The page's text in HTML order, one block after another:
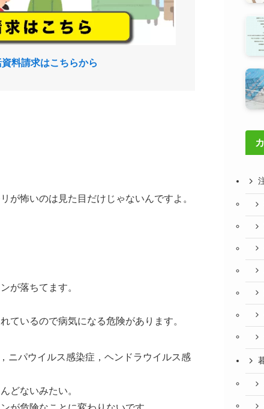
料請求はこちらから
が怖いのは見た目だけじゃないんですよ。
が落ちてます。
ているので病気になる危険があります。
ニパウイルス感染症，ヘンドラウイルス感
どないみたい。